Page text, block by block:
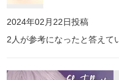
2024年02月22日投稿
2 人が参考になったと答えて